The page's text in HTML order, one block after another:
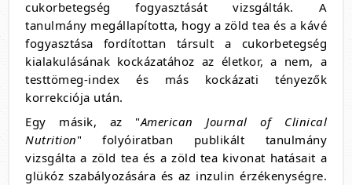
cukorbetegség fogyasztását vizsgálták. A
tanulmány megállapította, hogy a zöld tea és a kávé
fogyasztása fordítottan társult a cukorbetegség
kialakulásának kockázatához az életkor, a nem, a
testtömeg-index és más kockázati tényezők
korrekciója után.
Egy másik, az "American Journal of Clinical
Nutrition" folyóiratban publikált tanulmány
vizsgálta a zöld tea és a zöld tea kivonat hatásait a
glükóz szabályozására és az inzulin érzékenységre.